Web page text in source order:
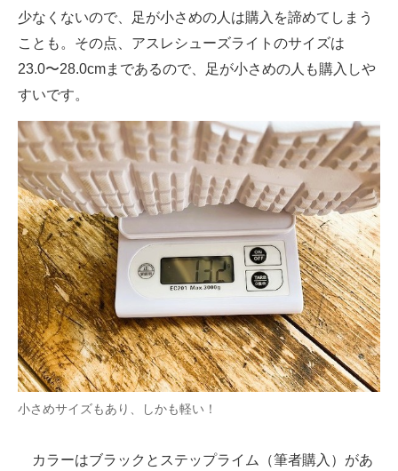
少なくないので、足が小さめの人は購入を諦めてしまう
ことも。その点、アスレシューズライトのサイズは
23.0〜28.0cmまであるので、足が小さめの人も購入しや
すいです。
小さめサイズもあり、しかも軽い！
カラーはブラックとステップライム（筆者購入）があ